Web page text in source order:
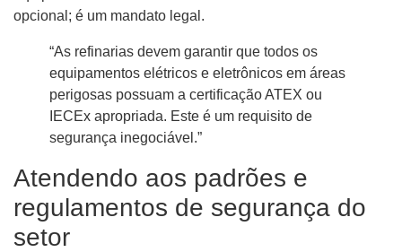
opcional; é um mandato legal.
“As refinarias devem garantir que todos os
equipamentos elétricos e eletrônicos em áreas
perigosas possuam a certificação ATEX ou
IECEx apropriada. Este é um requisito de
segurança inegociável.”
Atendendo aos padrões e
regulamentos de segurança do
setor